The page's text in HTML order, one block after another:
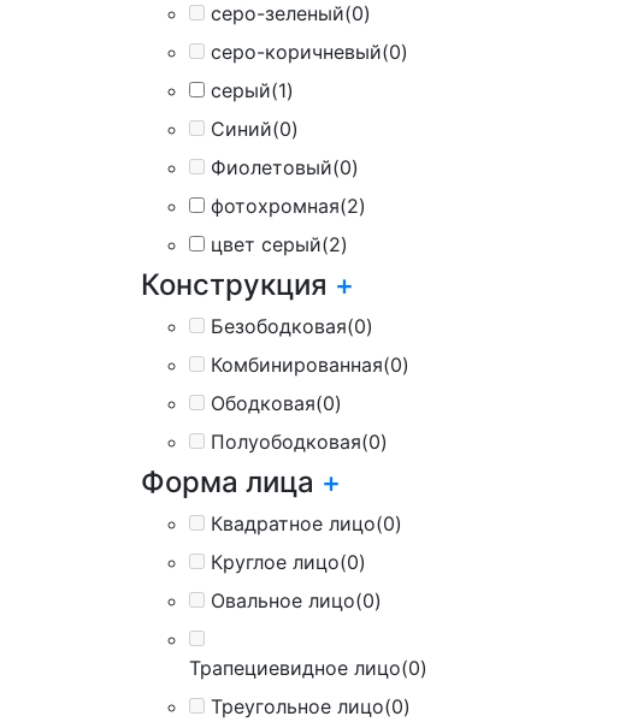
серо-зеленый(0)
серо-коричневый(0)
серый(1)
Синий(0)
Фиолетовый(0)
фотохромная(2)
цвет серый(2)
Конструкция +
Безободковая(0)
Комбинированная(0)
Ободковая(0)
Полуободковая(0)
Форма лица +
Квадратное лицо(0)
Круглое лицо(0)
Овальное лицо(0)
Трапециевидное лицо(0)
Треугольное лицо(0)